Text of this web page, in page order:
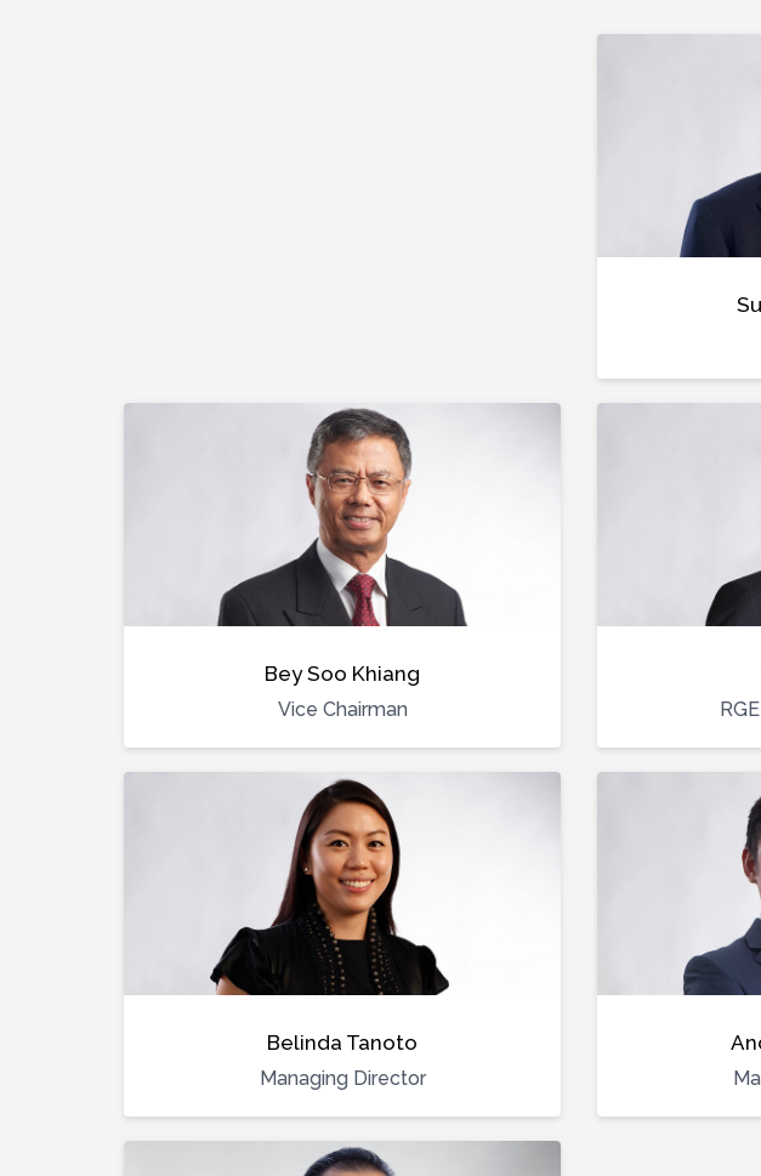
Bey Soo Khiang
Vice Chairman
Belinda Tanoto
Managing Director